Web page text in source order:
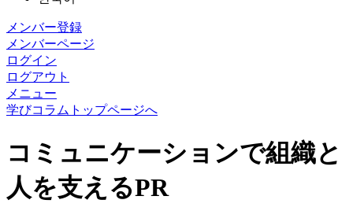
メンバー登録
メンバーページ
ログイン
ログアウト
メニュー
学びコラムトップページへ
コミュニケーションで組織と
人を支えるPR